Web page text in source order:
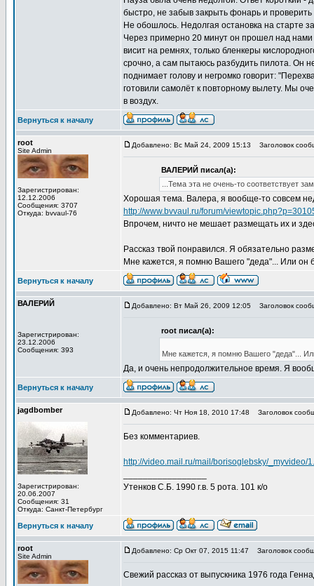
быстро, не забыв закрыть фонарь и
Не обошлось. Недолгая остановка на старте
Через примерно 20 минут он прошел над нами
висит на ремнях, только бленкеры
срочно, а сам пытаюсь разбудить пилота. Он
поднимает голову и негромко говорит:
готовили самолёт к повторному вылету. Мы
в воздух.
Вернуться к началу
root
Site Admin
Зарегистрирован:
12.12.2006
Сообщения: 3707
Откуда: bvvaul-76
Добавлено: Вс Май 24, 2009 15:13 Заголовок
ВАЛЕРИЙ писал(а):
...Тема эта не очень-то соответствует
Хорошая тема. Валера, я вообще-то совсем
http://www.bvvaul.ru/forum/
Впрочем, ничто не мешает размещать их и
Рассказ твой понравился. Я обязательно
Мне кажется, я помню Вашего "деда"... Или он
Вернуться к началу
ВАЛЕРИЙ
Зарегистрирован:
23.12.2006
Сообщения: 393
Добавлено: Вт Май 26, 2009 12:05 Заголовок
root писал(а):
Мне кажется, я помню Вашего "деда"...
Да, и очень непродолжительное время. Я
Вернуться к началу
jagdbomber
Зарегистрирован:
20.06.2007
Сообщения: 31
Откуда: Санкт-Петербург
Добавлено: Чт Ноя 18, 2010 17:48 Заголовок
Без комментариев.
http://video.mail.ru/mail/borisoglebsky/_myvideo/
Утенков С.Б. 1990 г.в. 5 рота. 101 к/о
Вернуться к началу
root
Site Admin
Добавлено: Ср Окт 07, 2015 11:47 Заголовок
Свежий рассказ от выпускника 1976 года